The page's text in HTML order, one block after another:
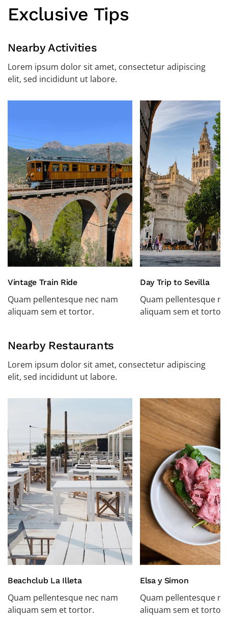
Exclusive Tips
Nearby Activities
Lorem ipsum dolor sit amet, consectetur adipiscing
elit, sed incididunt ut labore.
Vintage Train Ride
Quam pellentesque nec nam
aliquam sem et tortor.
Day Trip to Sevilla
Quam pellentesque
aliquam sem et tortor.
Nearby Restaurants
Lorem ipsum dolor sit amet, consectetur adipiscing
elit, sed incididunt ut labore.
Beachclub La Illeta
Quam pellentesque nec nam
aliquam sem et tortor.
Elsa y Simon
Quam pellentesque
aliquam sem et tortor.